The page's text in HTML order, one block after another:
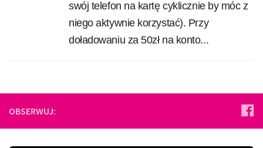
swój telefon na kartę cyklicznie by móc z
niego aktywnie korzystać). Przy
doładowaniu za 50zł na konto...
OBSERWUJ: